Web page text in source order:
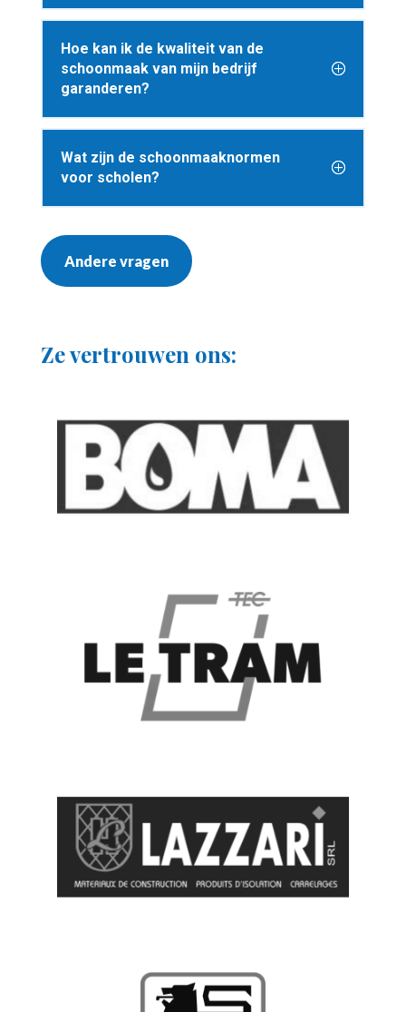
Hoe kan ik de kwaliteit van de
schoonmaak van mijn bedrijf
garanderen?
Wat zijn de schoonmaaknormen
voor scholen?
Andere vragen
Ze vertrouwen ons: